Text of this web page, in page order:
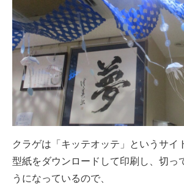
クラゲは「キッテオッテ」というサイ
型紙をダウンロードして印刷し、切っ
うになっているので、